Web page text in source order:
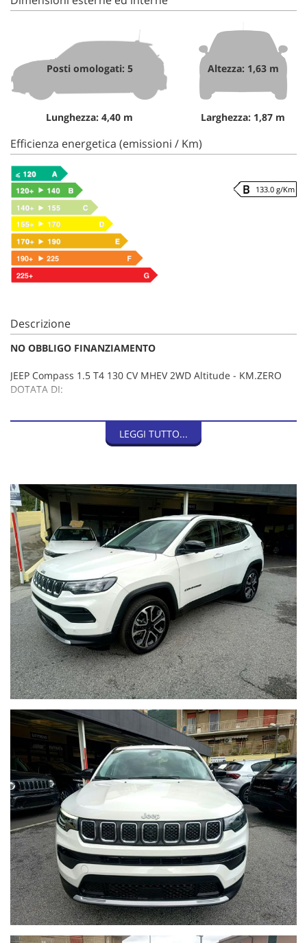
Posti omologati: 5
Lunghezza: 4,40 m
Altezza: 1,63 m
Larghezza: 1,87 m
Efficienza energetica (emissioni / Km)
133.0 g/Km
Descrizione
NO OBBLIGO FINANZIAMENTO
JEEP Compass 1.5 T4 130 CV MHEV 2WD Altitude - KM.ZERO
DOTATA DI:
Sedile guidatore con regolazione lombare
Clima automatico bi-zona
Uconnect Radio 10,1"
Android auto / Apple carplay
Calotte specchi Gloss Black
Specchietti richiudibili elett
Abbaglianti automatici
Fari led reflectors con DRL in
Sedili in tessuto e Tecno Viny
Airbag frontali
Airbag laterali
Airbag a tendina
Frenata d'emergenza con ricono
Rilevatore di stanchezza
Full Speed Forward Collision W
Traffic Sign Recognition
Intelligent Speed Assist
Lane Support System
Adaptive Cruise Control
Retrocamera
Ruota di scorta
WWW.AUTOBORZOLI.IT
La ditta AUTOBORZOLI dedica molte risorse per il ripristino
dell'automobile prima della consegna, questo trattamento
evita all'acquirente futuro di dover recarsi presso officine
dovendo spendere altri soldi.
La ditta AUTOBORZOLI rilascerà un certificato di attestazione
dei lavori eseguiti e uno stato d'uso dell'auto al momento
dell'acquisto.
LEGGI TUTTO...